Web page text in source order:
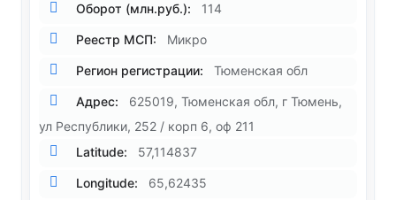
Оборот (млн.руб.): 114
Реестр МСП: Микро
Регион регистрации: Тюменская обл
Адрес:
625019, Тюменская обл, г Тюмень,
ул Республики, 252 / корп 6, оф 211
Latitude:
57,114837
Longitude: 65,62435